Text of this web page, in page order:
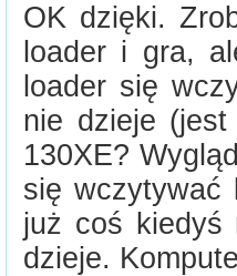
OK dzięki.
loader i gra,
loader się
nie dzieje
130XE?
się wczytywać
już coś kiedyś
dzieje.